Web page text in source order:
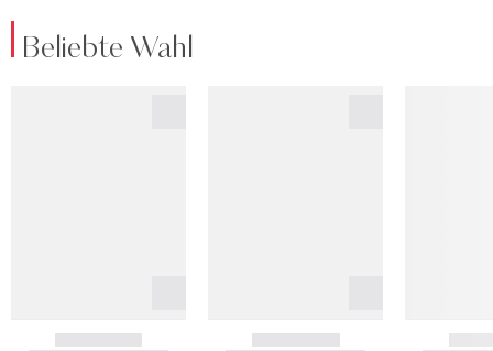
Beliebte Wahl